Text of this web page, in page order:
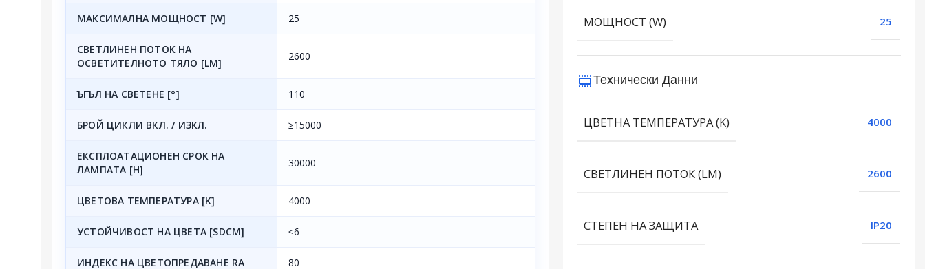
МАКСИМАЛНА МОЩНОСТ [W] 25
СВЕТЛИНЕН ПОТОК НА
ОСВЕТИТЕЛНОТО ТЯЛО [LM]
2600
ЪГЪЛ НА СВЕТЕНЕ [°] 110
БРОЙ ЦИКЛИ ВКЛ. / ИЗКЛ. ≥15000
ЕКСПЛОАТАЦИОНЕН СРОК НА
ЛАМПАТА [H]
30000
ЦВЕТОВА ТЕМПЕРАТУРА [K] 4000
УСТОЙЧИВОСТ НА ЦВЕТА [SDCM] ≤6
ИНДЕКС НА ЦВЕТОПРЕДАВАНЕ RA 80
МОЩНОСТ (W) 25
Технически Данни
ЦВЕТНА ТЕМПЕРАТУРА (K) 4000
СВЕТЛИНЕН ПОТОК (LM) 2600
СТЕПЕН НА ЗАЩИТА IP20